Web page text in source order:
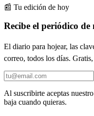
📰 Tu edición de hoy
Recibe el periódico
El diario para hojear, las
correo, todos los días.
Al suscribirte aceptas nuestro
baja cuando quieras.